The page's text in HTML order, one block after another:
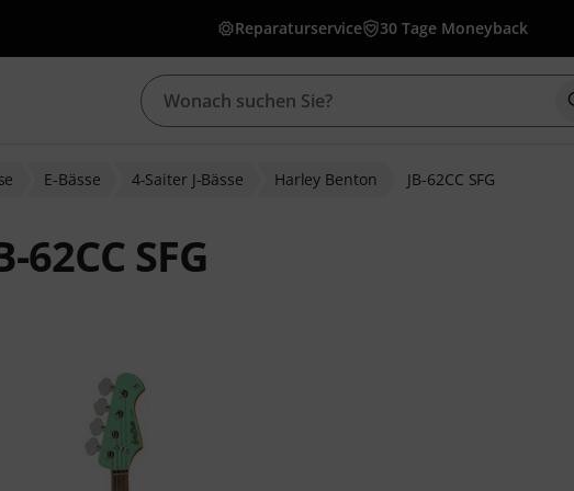
Reparaturservice 30 Tage Moneyback
E-Bässe 4-Saiter J-Bässe Harley Benton JB-62CC SFG
SFG
55 Kundenbewertungen